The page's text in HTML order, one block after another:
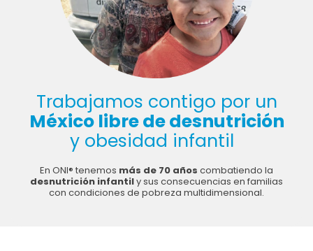
Trabajamos contigo por un
México libre de desnutrición
y obesidad infantil
En ONI® tenemos más de 70 años combatiendo la
desnutrición infantily sus consecuencias en familias
con condiciones de pobreza multidimensional.